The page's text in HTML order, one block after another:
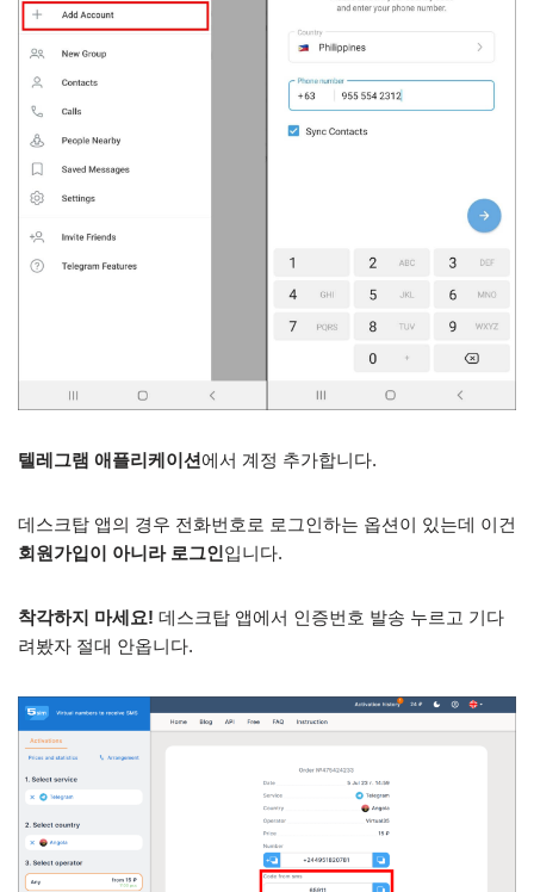
텔레그램 애플리케이션에서 계정 추가합니다.
데스크탑 앱의 경우 전화번호로 로그인하는 옵션이 있는데 이건
회원가입이 아니라 로그인입니다.
착각하지 마세요! 데스크탑 앱에서 인증번호 발송 누르고 기다
려봤자 절대 안옵니다.